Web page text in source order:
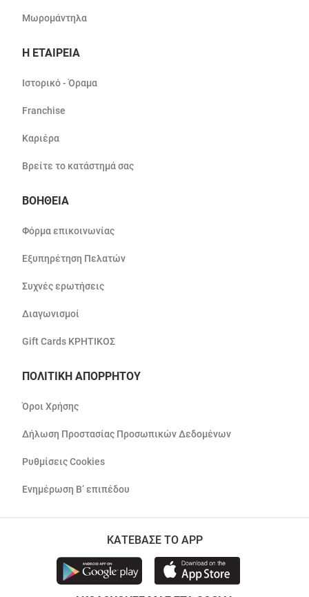
Μωρομάντηλα
Η ΕΤΑΙΡΕΙΑ
Ιστορικό - Όραμα
Franchise
Καριέρα
Βρείτε το κατάστημά σας
ΒΟΗΘΕΙΑ
Φόρμα επικοινωνίας
Εξυπηρέτηση Πελατών
Συχνές ερωτήσεις
Διαγωνισμοί
Gift Cards ΚΡΗΤΙΚΟΣ
ΠΟΛΙΤΙΚΗ ΑΠΟΡΡΗΤΟΥ
Όροι Χρήσης
Δήλωση Προστασίας Προσωπικών Δεδομένων
Ρυθμίσεις Cookies
Ενημέρωση Β’ επιπέδου
ΚΑΤΕΒΑΣΕ ΤΟ APP